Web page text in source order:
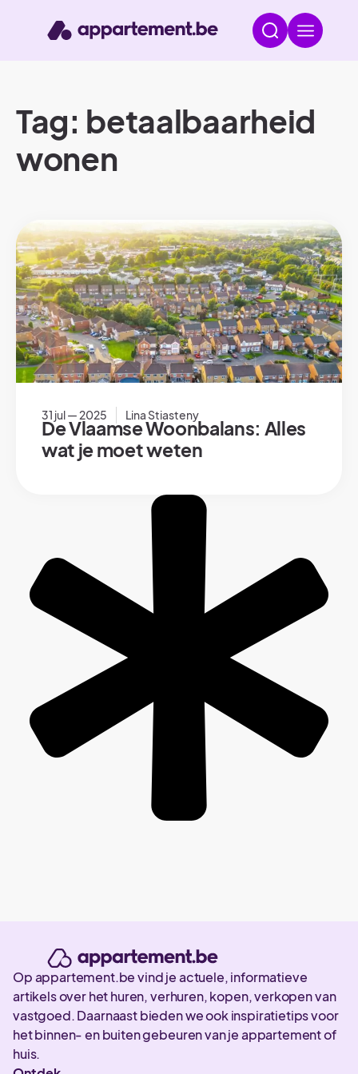
Tag: betaalbaarheid
wonen
31 jul — 2025 Lina Stiasteny
De Vlaamse Woonbalans: Alles
wat je moet weten
Op appartement.be vind je actuele, informatieve
artikels over het huren, verhuren, kopen, verkopen van
vastgoed. Daarnaast bieden we ook inspiratietips voor
het binnen- en buiten gebeuren van je appartement of
huis.